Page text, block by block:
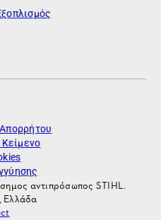
αντιπρόσωπος STIHL.
Ελλάδα